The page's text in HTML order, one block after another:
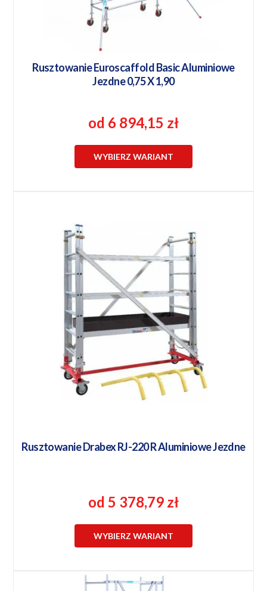
Rusztowanie Euroscaffold Basic Aluminiowe
Jezdne 0,75 X 1,90
od 6 894,15 zł
WYBIERZ WARIANT
Rusztowanie Drabex RJ-220 R Aluminiowe Jezdne
od 5 378,79 zł
WYBIERZ WARIANT